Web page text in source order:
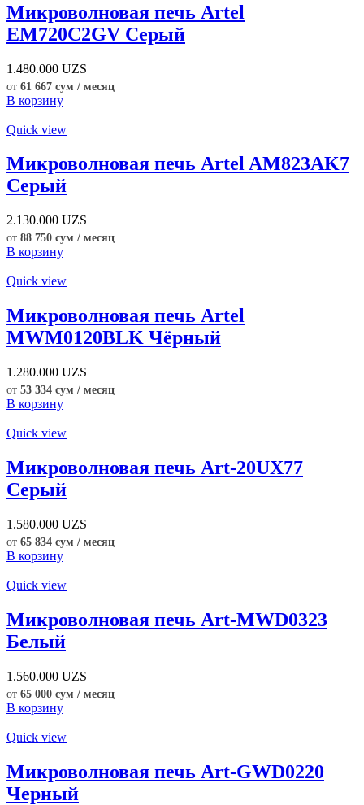
Микроволновая печь Artel
EM720C2GV Серый
1.480.000 UZS
от 61 667 сум / месяц
В корзину
Quick view
Микроволновая печь Artel AM823AK7
Серый
2.130.000 UZS
от 88 750 сум / месяц
В корзину
Quick view
Микроволновая печь Artel
MWM0120BLK Чёрный
1.280.000 UZS
от 53 334 сум / месяц
В корзину
Quick view
Микроволновая печь Art-20UX77
Серый
1.580.000 UZS
от 65 834 сум / месяц
В корзину
Quick view
Микроволновая печь Art-MWD0323
Белый
1.560.000 UZS
от 65 000 сум / месяц
В корзину
Quick view
Микроволновая печь Art-GWD0220
Черный